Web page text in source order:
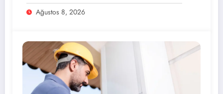
Ağustos 8, 2026